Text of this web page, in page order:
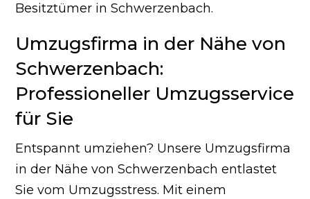
Besitztümer in Schwerzenbach.
Umzugsfirma in der Nähe von
Schwerzenbach:
Professioneller Umzugsservice
für Sie
Entspannt umziehen? Unsere Umzugsfirma
in der Nähe von Schwerzenbach entlastet
Sie vom Umzugsstress. Mit einem